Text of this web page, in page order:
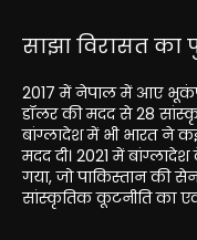
साझा विरासत का
2017 में नेपाल में आए
डॉलर की मदद से 28
बांग्लादेश में भी भारत ने
मदद दी। 2021 में
गया, जो पाकिस्तान की
सांस्कृतिक कूटनीति का एक